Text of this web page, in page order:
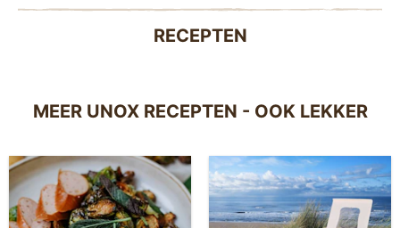
RECEPTEN
MEER UNOX RECEPTEN - OOK LEKKER